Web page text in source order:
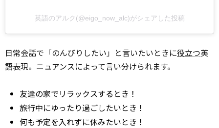
英語のアルク(@eigo_now_alc)がシェアした投稿
日常会話で「のんびりしたい」と言いたいときに役立つ英
語表現。ニュアンスによって言い分けられます。
友達の家でリラックスするとき！
旅行中にゆったり過ごしたいとき！
何も予定を入れずに休みたいとき！